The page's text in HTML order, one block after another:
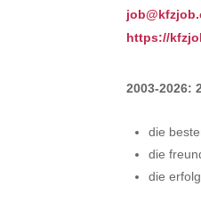
https://
2003-2026:
die
die
die